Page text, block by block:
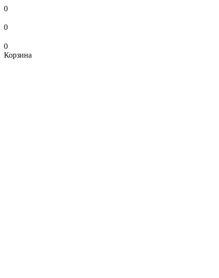
0
0
0
Корзина